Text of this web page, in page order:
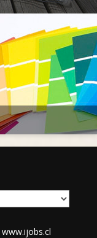
www.ijobs.cl